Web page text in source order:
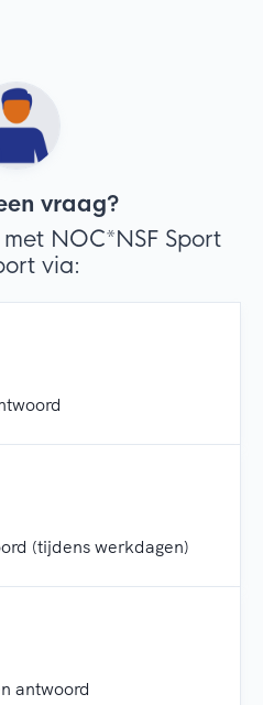
vraag?
NOC*NSF Sport
via:
(tijdens werkdagen)
antwoord